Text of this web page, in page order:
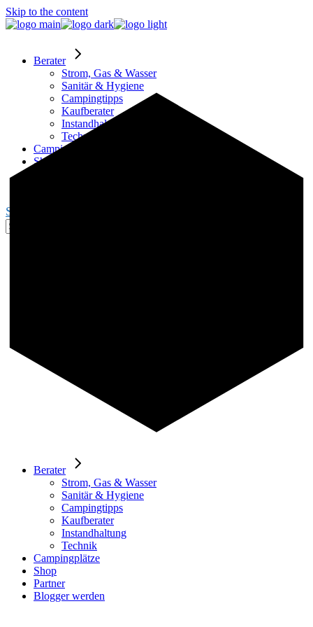
Skip to the content
Berater
Strom, Gas & Wasser
Sanitär & Hygiene
Campingtipps
Kaufberater
Instandhaltung
Technik
Campingplätze
Shop
Search
Berater
Strom, Gas & Wasser
Sanitär & Hygiene
Campingtipps
Kaufberater
Instandhaltung
Technik
Campingplätze
Shop
Partner
Blogger werden